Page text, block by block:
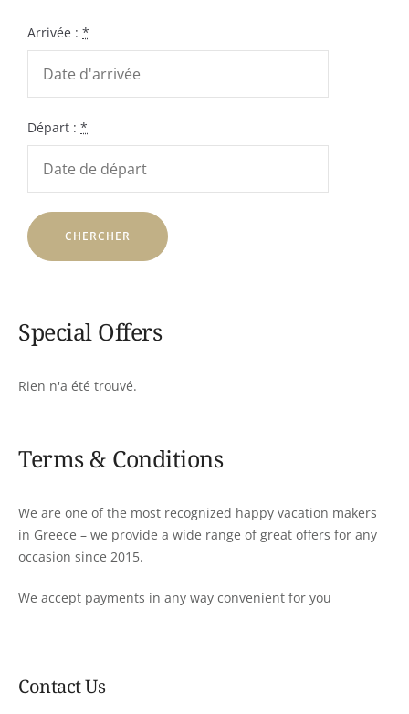
Arrivée : *
Départ : *
Special Offers
Rien n'a été trouvé.
Terms & Conditions
We are one of the most recognized happy vacation makers
in Greece – we provide a wide range of great offers for any
occasion since 2015.
We accept payments in any way convenient for you
Contact Us